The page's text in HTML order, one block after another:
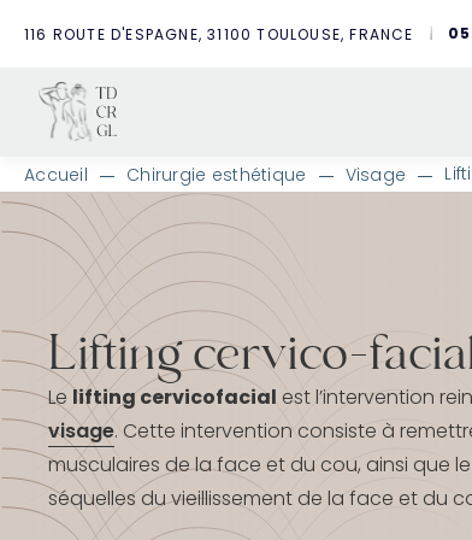
116 ROUTE D'ESPAGNE, 31100 TOULOUSE, FRANCE
Accueil Chirurgie esthétique Visage
A
r
e
e
m
Lifting cervico-
Lelifting cervicofacial est l’intervention
visage. Cette intervention consiste à
musculaires de la face et du cou, ainsi que
séquelles du vieillissement de la face et du